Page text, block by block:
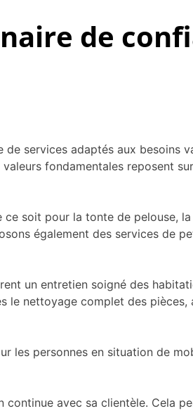
de
de services adaptés aux besoins
fondamentales reposent sur
ce soit pour la tonte de pelouse,
également des services de
un entretien soigné des
le nettoyage complet des pièces,
les personnes en situation de
continue avec sa clientèle. Cela